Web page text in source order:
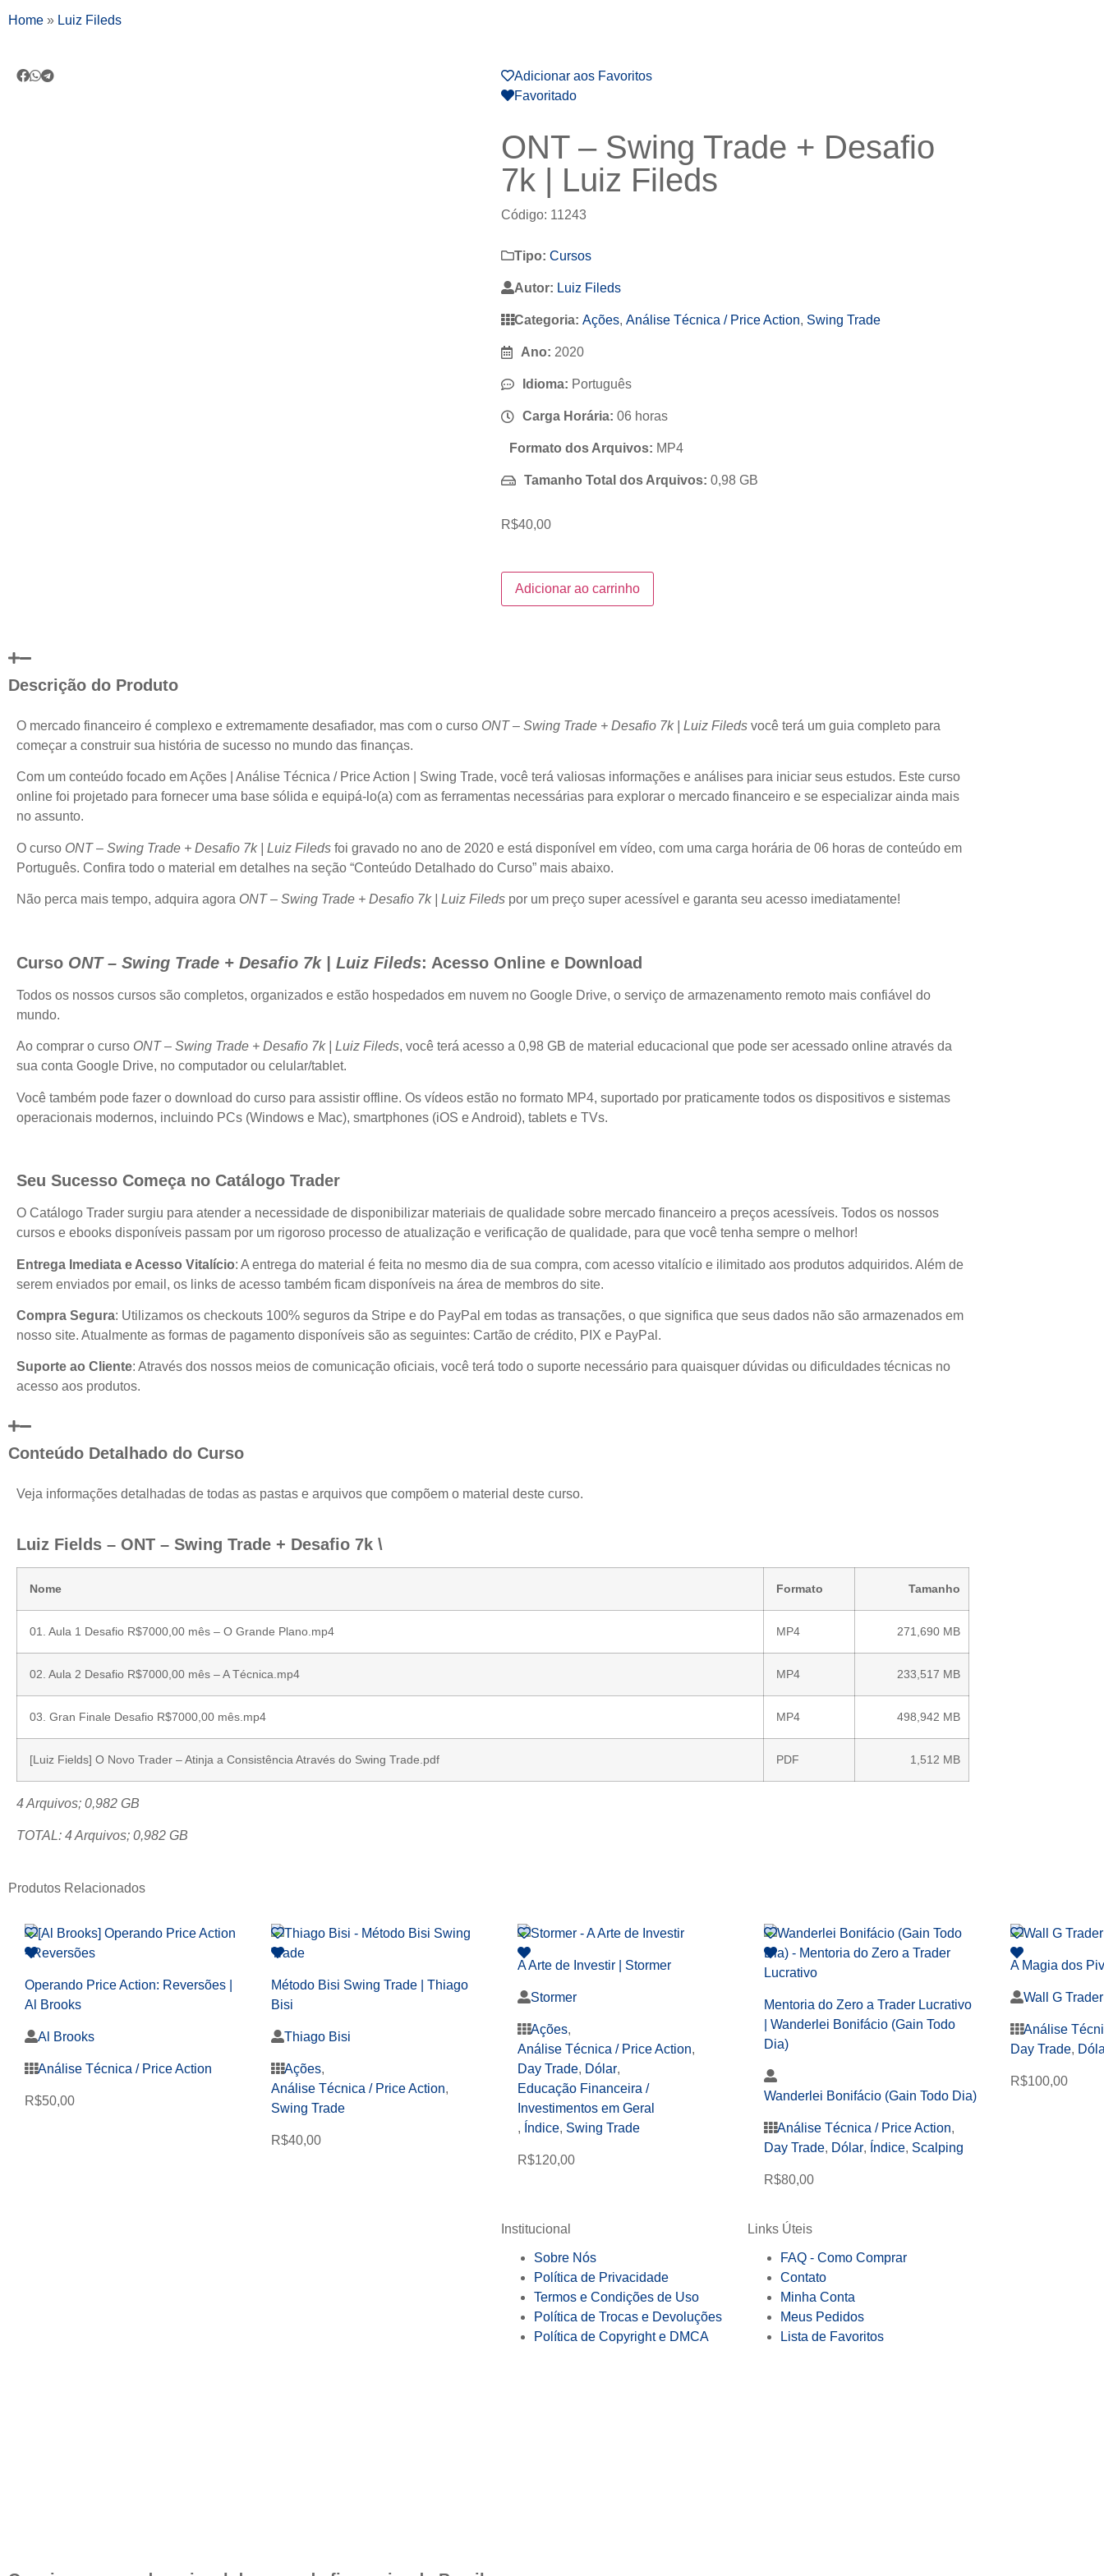
Home » Luiz Fileds
Adicionar aos Favoritos
Favoritado
ONT – Swing Trade + Desafio
7k | Luiz Fileds
Código: 11243
Tipo: Cursos
Autor: Luiz Fileds
Categoria: Ações, Análise Técnica / Price Action, Swing Trade
Ano: 2020
Idioma: Português
Carga Horária: 06 horas
Formato dos Arquivos: MP4
Tamanho Total dos Arquivos: 0,98 GB
R$40,00
Adicionar ao carrinho
Descrição do Produto
O mercado financeiro é complexo e extremamente desafiador, mas com o curso ONT – Swing Trade + Desafio 7k | Luiz Fileds você terá um guia completo para
começar a construir sua história de sucesso no mundo das finanças.
Com um conteúdo focado em Ações | Análise Técnica / Price Action | Swing Trade, você terá valiosas informações e análises para iniciar seus estudos. Este curso
online foi projetado para fornecer uma base sólida e equipá-lo(a) com as ferramentas necessárias para explorar o mercado financeiro e se especializar ainda mais
no assunto.
O curso ONT – Swing Trade + Desafio 7k | Luiz Fileds foi gravado no ano de 2020 e está disponível em vídeo, com uma carga horária de 06 horas de conteúdo em
Português. Confira todo o material em detalhes na seção “Conteúdo Detalhado do Curso” mais abaixo.
Não perca mais tempo, adquira agora ONT – Swing Trade + Desafio 7k | Luiz Fileds por um preço super acessível e garanta seu acesso imediatamente!
Curso ONT – Swing Trade + Desafio 7k | Luiz Fileds: Acesso Online e Download
Todos os nossos cursos são completos, organizados e estão hospedados em nuvem no Google Drive, o serviço de armazenamento remoto mais confiável do
mundo.
Ao comprar o curso ONT – Swing Trade + Desafio 7k | Luiz Fileds, você terá acesso a 0,98 GB de material educacional que pode ser acessado online através da
sua conta Google Drive, no computador ou celular/tablet.
Você também pode fazer o download do curso para assistir offline. Os vídeos estão no formato MP4, suportado por praticamente todos os dispositivos e sistemas
operacionais modernos, incluindo PCs (Windows e Mac), smartphones (iOS e Android), tablets e TVs.
Seu Sucesso Começa no Catálogo Trader
O Catálogo Trader surgiu para atender a necessidade de disponibilizar materiais de qualidade sobre mercado financeiro a preços acessíveis. Todos os nossos
cursos e ebooks disponíveis passam por um rigoroso processo de atualização e verificação de qualidade, para que você tenha sempre o melhor!
Entrega Imediata e Acesso Vitalício: A entrega do material é feita no mesmo dia de sua compra, com acesso vitalício e ilimitado aos produtos adquiridos. Além de
serem enviados por email, os links de acesso também ficam disponíveis na área de membros do site.
Compra Segura: Utilizamos os checkouts 100% seguros da Stripe e do PayPal em todas as transações, o que significa que seus dados não são armazenados em
nosso site. Atualmente as formas de pagamento disponíveis são as seguintes: Cartão de crédito, PIX e PayPal.
Suporte ao Cliente: Através dos nossos meios de comunicação oficiais, você terá todo o suporte necessário para quaisquer dúvidas ou dificuldades técnicas no
acesso aos produtos.
Conteúdo Detalhado do Curso
Veja informações detalhadas de todas as pastas e arquivos que compõem o material deste curso.
Luiz Fields – ONT – Swing Trade + Desafio 7k \
Nome Formato Tamanho
01. Aula 1 Desafio R$7000,00 mês – O Grande Plano.mp4 MP4 271,690 MB
02. Aula 2 Desafio R$7000,00 mês – A Técnica.mp4 MP4 233,517 MB
03. Gran Finale Desafio R$7000,00 mês.mp4 MP4 498,942 MB
[Luiz Fields] O Novo Trader – Atinja a Consistência Através do Swing Trade.pdf PDF 1,512 MB
4 Arquivos; 0,982 GB
TOTAL: 4 Arquivos; 0,982 GB
Produtos Relacionados
Operando Price Action: Reversões |
Al Brooks
Al Brooks
Análise Técnica / Price Action
R$50,00
Método Bisi Swing Trade | Thiago
Bisi
Thiago Bisi
Ações,
Análise Técnica / Price Action,
Swing Trade
R$40,00
A Arte de Investir | Stormer
Stormer
Ações,
Análise Técnica / Price Action,
Day Trade, Dólar,
Educação Financeira /
Investimentos em Geral
, Índice, Swing Trade
R$120,00
Mentoria do Zero a Trader Lucrativo
| Wanderlei Bonifácio (Gain Todo
Dia)
Wanderlei Bonifácio (Gain Todo Dia)
Análise Técnica / Price Action,
Day Trade, Dólar, Índice, Scalping
R$80,00
A Magia dos
Wall G Trader
Análise
Day Trade,
R$100,00
Institucional
Sobre Nós
Política de Privacidade
Termos e Condições de Uso
Política de Trocas e Devoluções
Política de Copyright e DMCA
Links Úteis
FAQ - Como Comprar
Contato
Minha Conta
Meus Pedidos
Lista de Favoritos